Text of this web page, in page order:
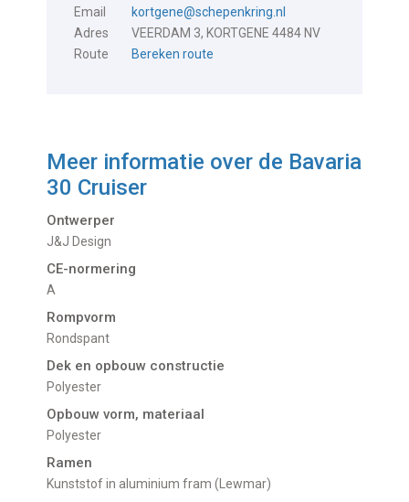
Email
kortgene@schepenkring.nl
Adres
VEERDAM 3, KORTGENE 4484 NV
Route
Bereken route
Meer informatie over de Bavaria
30 Cruiser
Ontwerper
J&J Design
CE-normering
A
Rompvorm
Rondspant
Dek en opbouw constructie
Polyester
Opbouw vorm, materiaal
Polyester
Ramen
Kunststof in aluminium fram (Lewmar)